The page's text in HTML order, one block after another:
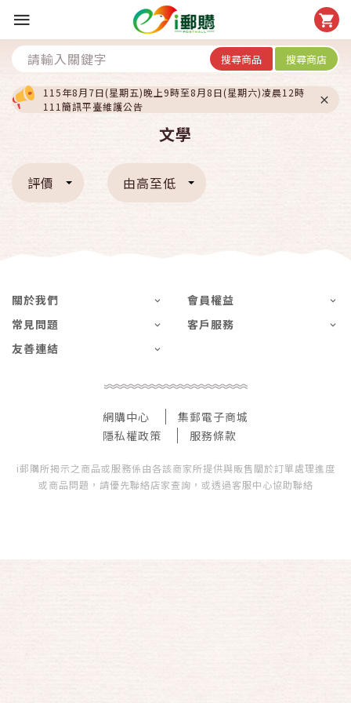
搜尋商品 搜尋商店
115年8月7日(星期五)晚上9時至8月8日(星期六)凌晨12時
111簡訊平臺維護公告
文學
評價 由高至低
關於我們
會員權益
常見問題
客戶服務
友善連結
網購中心
集郵電子商城
隱私權政策
服務條款
i郵購所揭示之商品或服務係由各該商家所提供與販售關於訂單處理進度
或商品問題，請優先聯絡店家查詢，或透過客服中心協助聯絡